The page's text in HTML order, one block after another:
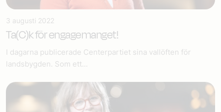
3 augusti 2022
Ta(C)k för engagemanget!
I dagarna publicerade Centerpartiet sina vallöften för
landsbygden. Som ett...